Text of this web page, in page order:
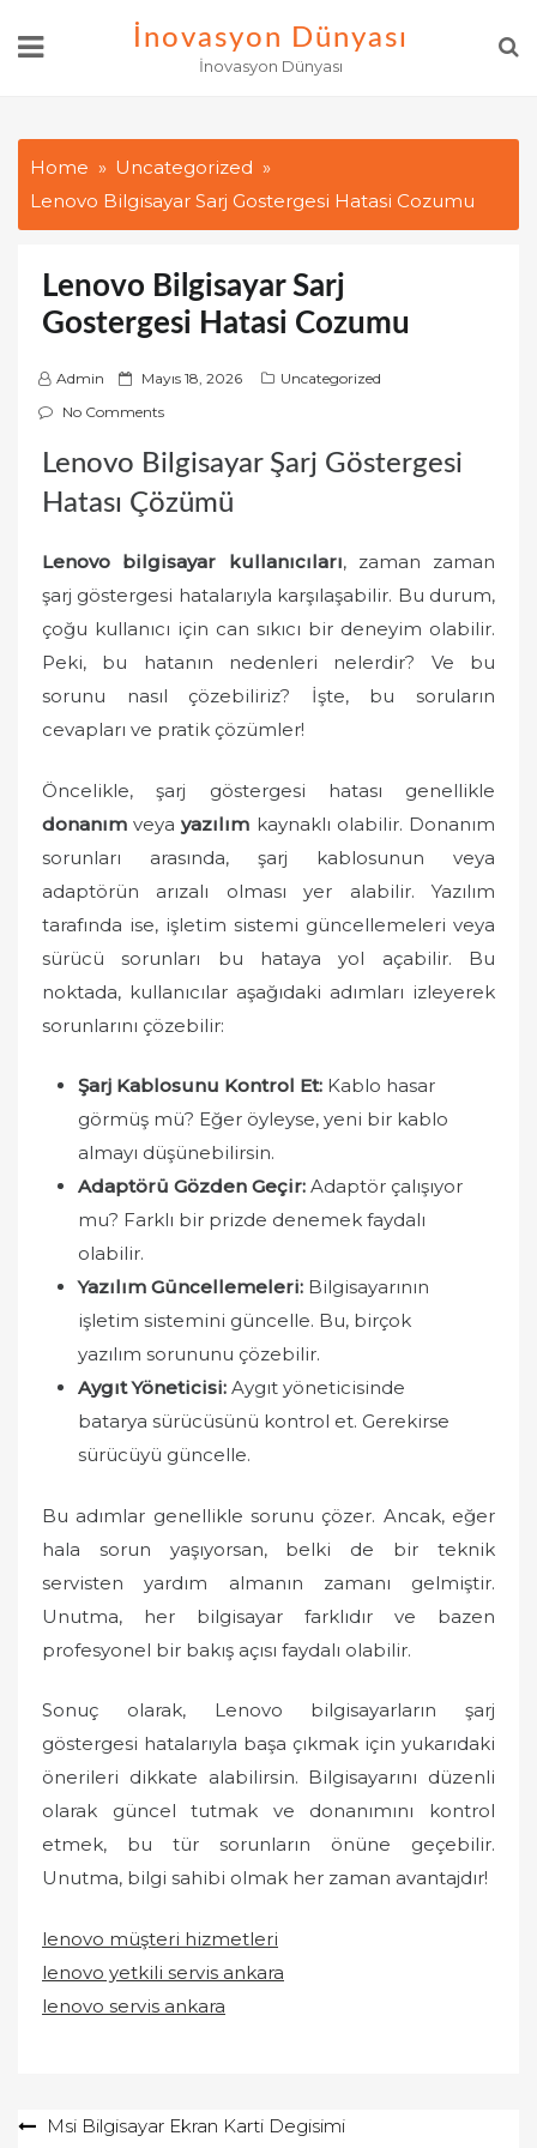
İnovasyon Dünyası
İnovasyon Dünyası
Home
Uncategorized
Lenovo Bilgisayar Sarj Gostergesi Hatasi Cozumu
Lenovo Bilgisayar Sarj
Gostergesi Hatasi Cozumu
Admin
P
o
t
e
d
o
Mayıs 18, 2026
Uncategorized
No Comments
Lenovo Bilgisayar Şarj Göstergesi
Hatası Çözümü
Lenovo bilgisayar kullanıcıları, zaman zaman
şarj göstergesi hatalarıyla karşılaşabilir. Bu durum,
çoğu kullanıcı için can sıkıcı bir deneyim olabilir.
Peki, bu hatanın nedenleri nelerdir? Ve bu
sorunu nasıl çözebiliriz? İşte, bu soruların
cevapları ve pratik çözümler!
Öncelikle, şarj göstergesi hatası genellikle
donanım veyayazılım kaynaklı olabilir. Donanım
sorunları arasında, şarj kablosunun veya
adaptörün arızalı olması yer alabilir. Yazılım
tarafında ise, işletim sistemi güncellemeleri veya
sürücü sorunları bu hataya yol açabilir. Bu
noktada, kullanıcılar aşağıdaki adımları izleyerek
sorunlarını çözebilir:
Şarj Kablosunu Kontrol Et: Kablo hasar
görmüş mü? Eğer öyleyse, yeni bir kablo
almayı düşünebilirsin.
Adaptörü Gözden Geçir: Adaptör çalışıyor
mu? Farklı bir prizde denemek faydalı
olabilir.
Yazılım Güncellemeleri: Bilgisayarının
işletim sistemini güncelle. Bu, birçok
yazılım sorununu çözebilir.
Aygıt Yöneticisi: Aygıt yöneticisinde
batarya sürücüsünü kontrol et. Gerekirse
sürücüyü güncelle.
Bu adımlar genellikle sorunu çözer. Ancak, eğer
hala sorun yaşıyorsan, belki de bir teknik
servisten yardım almanın zamanı gelmiştir.
Unutma, her bilgisayar farklıdır ve bazen
profesyonel bir bakış açısı faydalı olabilir.
Sonuç olarak, Lenovo bilgisayarların şarj
göstergesi hatalarıyla başa çıkmak için yukarıdaki
önerileri dikkate alabilirsin. Bilgisayarını düzenli
olarak güncel tutmak ve donanımını kontrol
etmek, bu tür sorunların önüne geçebilir.
Unutma, bilgi sahibi olmak her zaman avantajdır!
lenovo müşteri hizmetleri
lenovo yetkili servis ankara
lenovo servis ankara
YazıMsi Bilgisayar Ekran Karti Degisimi